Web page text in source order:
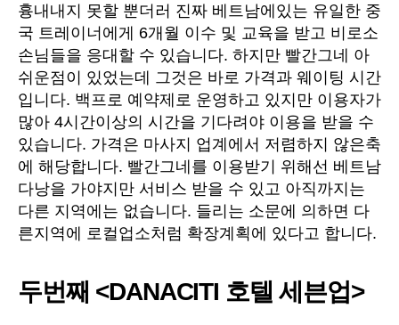
흉내내지 못할 뿐더러 진짜 베트남에있는 유일한 중
국 트레이너에게 6개월 이수 및 교육을 받고 비로소
손님들을 응대할 수 있습니다. 하지만 빨간그네 아
쉬운점이 있었는데 그것은 바로 가격과 웨이팅 시간
입니다. 백프로 예약제로 운영하고 있지만 이용자가
많아 4시간이상의 시간을 기다려야 이용을 받을 수
있습니다. 가격은 마사지 업계에서 저렴하지 않은축
에 해당합니다. 빨간그네를 이용받기 위해선 베트남
다낭을 가야지만 서비스 받을 수 있고 아직까지는
다른 지역에는 없습니다. 들리는 소문에 의하면 다
른지역에 로컬업소처럼 확장계획에 있다고 합니다.
두번째 <DANACITI 호텔 세븐업>